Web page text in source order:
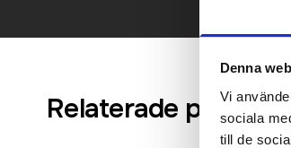
Denna
Vi
sociala
till de
Relaterade